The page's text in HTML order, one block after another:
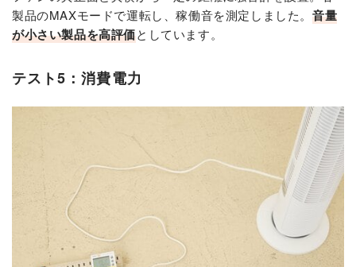
製品のMAXモードで運転し、稼働音を測定しました。 音量
が小さい製品を高評価としています。
テスト5：消費電力